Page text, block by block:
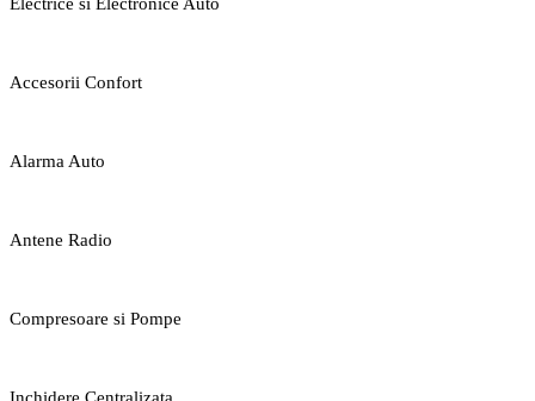
Accesorii Confort
Alarma Auto
Antene Radio
Compresoare si Pompe